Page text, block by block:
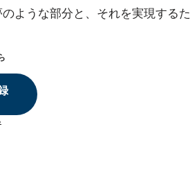
ような部分と、それを実現するた